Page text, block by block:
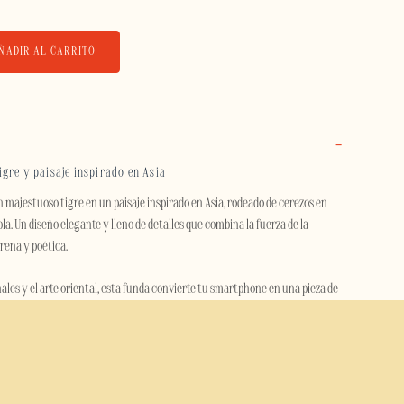
AL CARRITO
y paisaje inspirado en Asia
tigre en un paisaje inspirado en Asia, rodeado de cerezos en
Un diseño elegante y lleno de detalles que combina la fuerza de la
y poética.
y el arte oriental, esta funda convierte tu smartphone en una pieza de